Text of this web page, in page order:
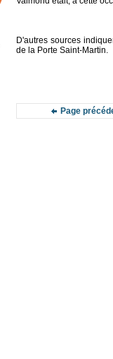
D'autres sources
de la Porte Saint-Martin.
Page